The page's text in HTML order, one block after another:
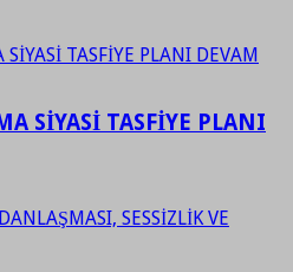
SİYASİ TASFİYE PLANI